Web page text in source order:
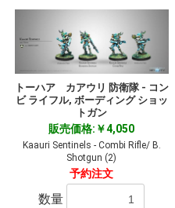
トーハア カアウリ 防衛隊 - コン
ビ ライフル, ボーディング ショッ
トガン
販売価格:￥4,050
Kaauri Sentinels - Combi Rifle/ B.
Shotgun (2)
予約注文
数量